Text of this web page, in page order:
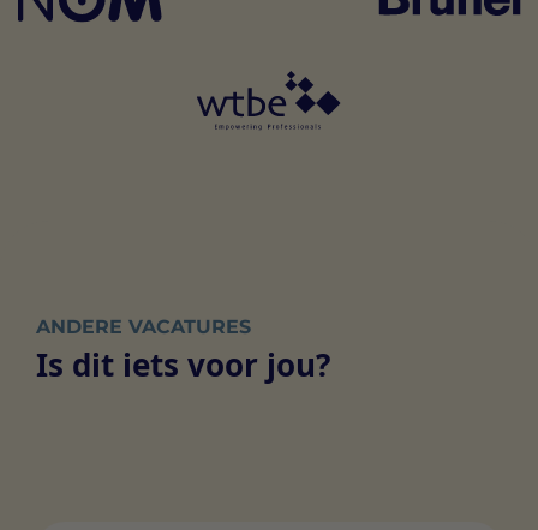
ANDERE VACATURES
Is dit iets voor jou?